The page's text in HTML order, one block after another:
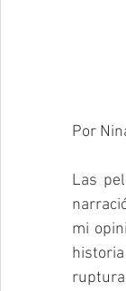
Por
Las
mi